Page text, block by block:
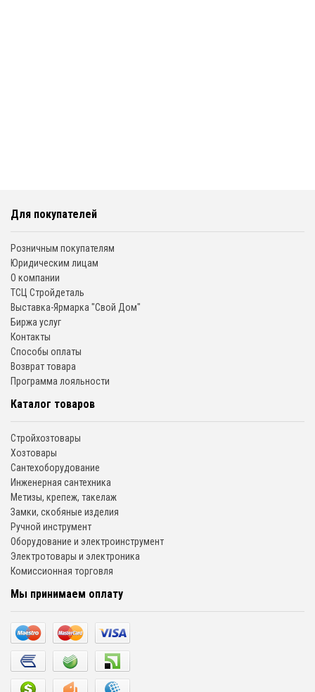
Для покупателей
Розничным покупателям
Юридическим лицам
О компании
ТСЦ Стройдеталь
Выставка-Ярмарка "Свой Дом"
Биржа услуг
Контакты
Способы оплаты
Возврат товара
Программа лояльности
Каталог товаров
Стройхозтовары
Хозтовары
Сантехоборудование
Инженерная сантехника
Метизы, крепеж, такелаж
Замки, скобяные изделия
Ручной инструмент
Оборудование и электроинструмент
Электротовары и электроника
Комиссионная торговля
Мы принимаем оплату